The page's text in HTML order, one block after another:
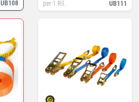
UB108 UB111
per 1 Rll.